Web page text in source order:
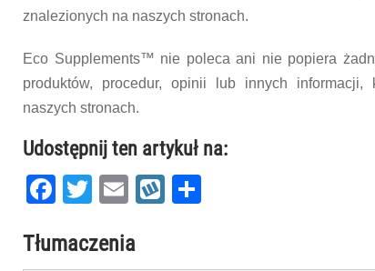
znalezionych na naszych stronach.
Eco Supplements™ nie poleca ani nie popiera
produktów, procedur, opinii lub innych
naszych stronach.
Udostępnij ten artykuł na:
Facebook
TwitterEmailWykop
Tłumaczenia